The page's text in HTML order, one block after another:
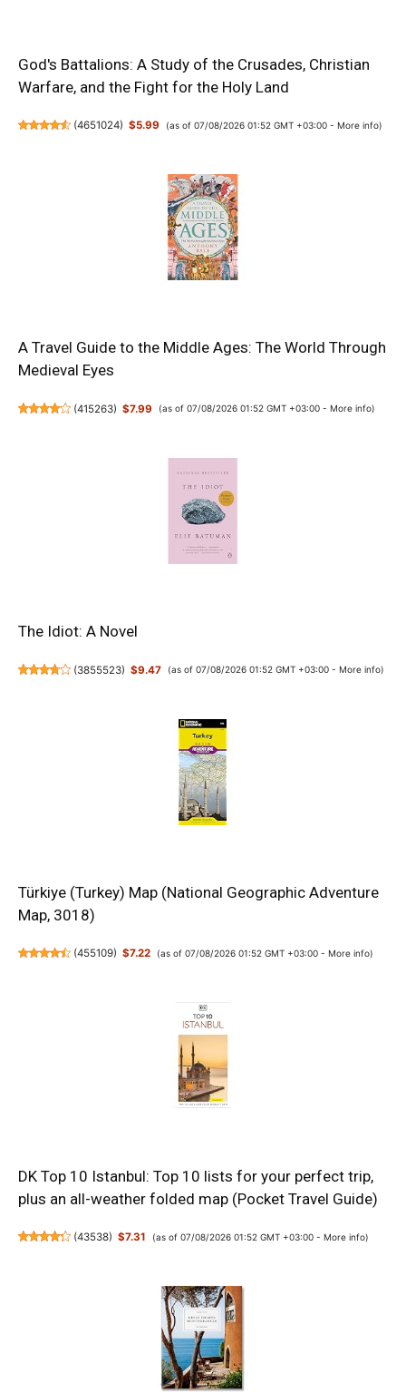
God's Battalions: A Study of the Crusades, Christian
Warfare, and the Fight for the Holy Land
(4651024) $5.99 (as of 07/08/2026 01:52 GMT +03:00 - More info)
A Travel Guide to the Middle Ages: The World Through
Medieval Eyes
(415263) $7.99 (as of 07/08/2026 01:52 GMT +03:00 - More info)
The Idiot: A Novel
(3855523) $9.47 (as of 07/08/2026 01:52 GMT +03:00 - More info)
Türkiye (Turkey) Map (National Geographic Adventure
Map, 3018)
(455109) $7.22 (as of 07/08/2026 01:52 GMT +03:00 - More info)
DK Top 10 Istanbul: Top 10 lists for your perfect trip,
plus an all-weather folded map (Pocket Travel Guide)
(43538) $7.31 (as of 07/08/2026 01:52 GMT +03:00 - More info)